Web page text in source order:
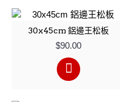
30x45cm 鋁邊王松板
$90.00